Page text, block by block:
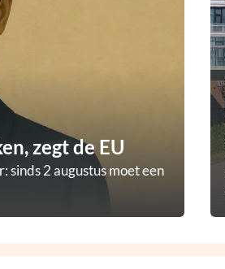
zegt de EU
2 augustus moet een